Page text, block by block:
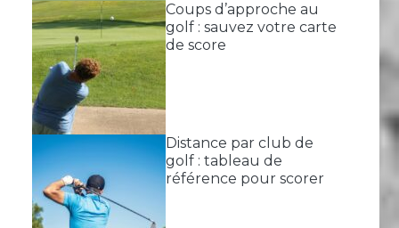
Coups d’approche au
golf : sauvez votre carte
de score
Distance par club de
golf : tableau de
référence pour scorer